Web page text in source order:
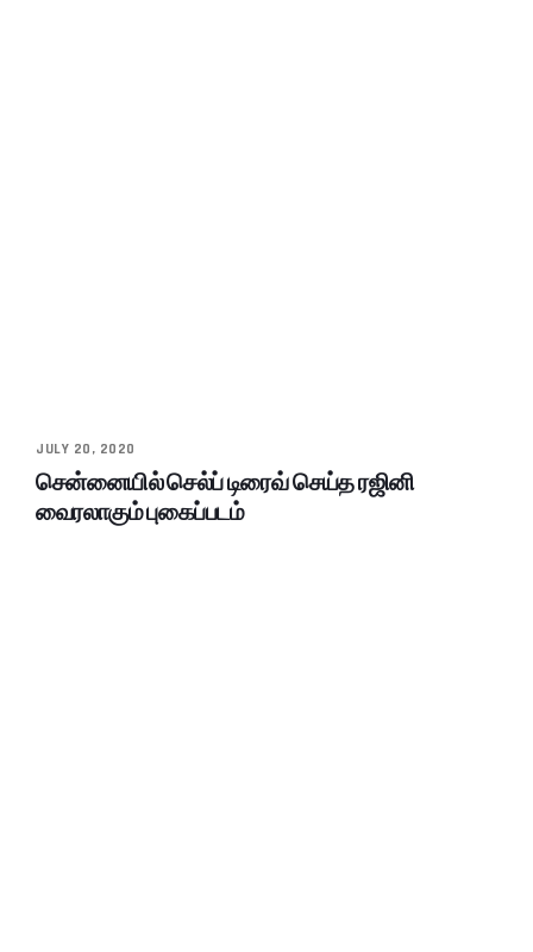
JULY 20, 2020
சென்னையில் செல்ப் டிரைவ் செய்த ரஜினி
வைரலாகும் புகைப்படம்